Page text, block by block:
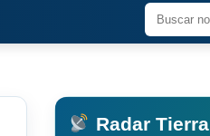
Radar Tierra